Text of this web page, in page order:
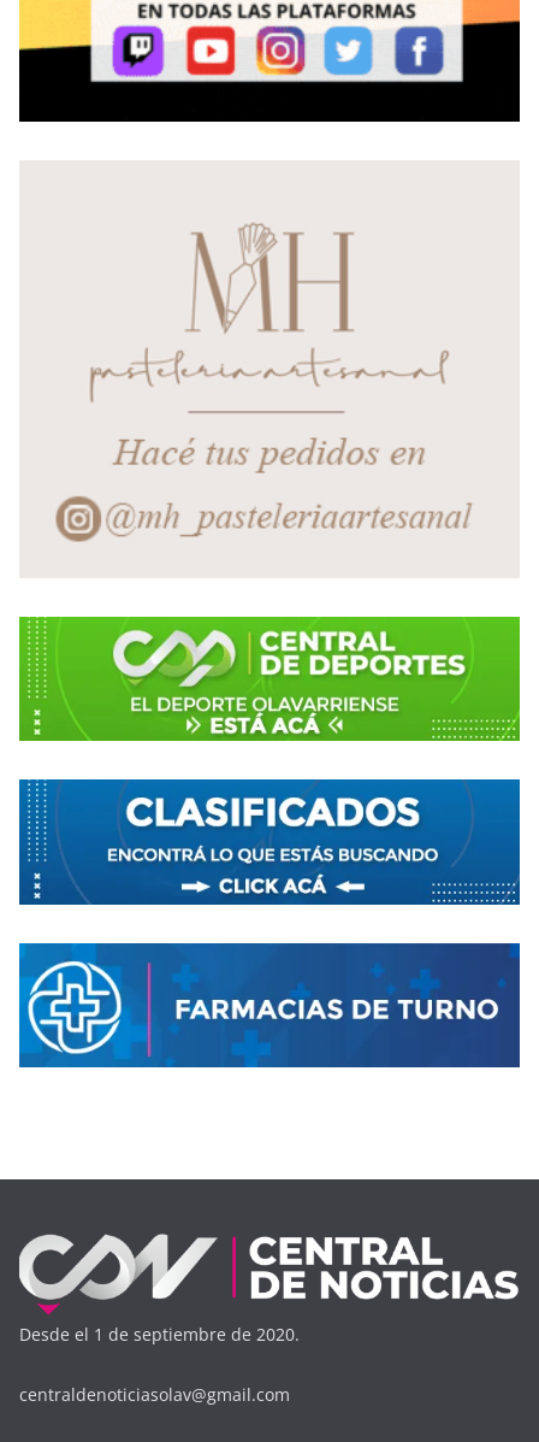
Desde el 1 de septiembre de 2020.
centraldenoticiasolav@gmail.com